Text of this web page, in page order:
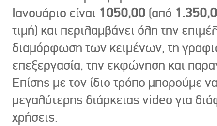
Ιανουάριο είναι 1050,00 (από
τιμή) και περιλαμβάνει όλη την
διαμόρφωση των κειμένων, τη
επεξεργασία, την εκφώνηση και
Επίσης με τον ίδιο τρόπο μπορούμε
μεγαλύτερης διάρκειας video για
χρήσεις.